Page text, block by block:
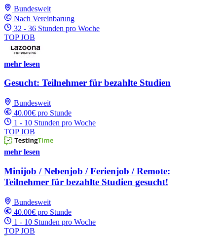
Bundesweit
Nach Vereinbarung
32 - 36 Stunden pro Woche
TOP JOB
mehr lesen
Gesucht: Teilnehmer für bezahlte Studien
Bundesweit
40.00€ pro Stunde
1 - 10 Stunden pro Woche
TOP JOB
mehr lesen
Minijob / Nebenjob / Ferienjob / Remote:
Teilnehmer für bezahlte Studien gesucht!
Bundesweit
40.00€ pro Stunde
1 - 10 Stunden pro Woche
TOP JOB